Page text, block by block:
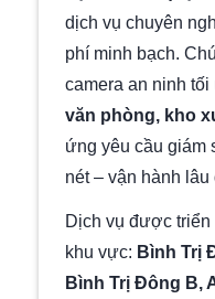
dịch vụ chuyên
phí minh bạch.
camera an ninh tối
văn phòng, kho
ứng yêu cầu giám
nét – vận hành lâu
Dịch vụ được
khu vực: Bình Trị
Bình Trị Đông B,